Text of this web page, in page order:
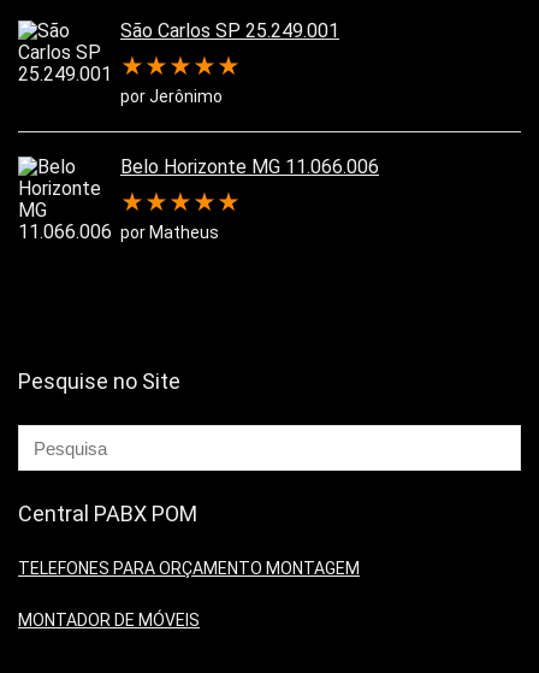
São Carlos SP 25.249.001
★★★★★
por Jerônimo
Belo Horizonte MG 11.066.006
★★★★★
por Matheus
Pesquise no Site
Central PABX POM
TELEFONES PARA ORÇAMENTO MONTAGEM
MONTADOR DE MÓVEIS